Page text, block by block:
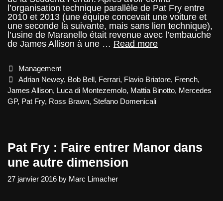
l’organisation technique parallèle de Pat Fry entre
2010 et 2013 (une équipe concevait une voiture et
une seconde la suivante, mais sans lien technique),
l’usine de Maranello était revenue avec l’embauche
de James Allison à une … Read moreLa
la
Scuderia
Ferrari
Categories
Management
Tags
Adrian Newey, Bob Bell, Ferrari, Flavio Briatore, French,
James Allison, Luca di Montezemolo, Mattia Binotto, Mercedes
GP, Pat Fry, Ross Brawn, Stefano Domenicali
Pat Fry : Faire entrer Manor dans
une autre dimension
27 janvier 2016 by Marc Limacher